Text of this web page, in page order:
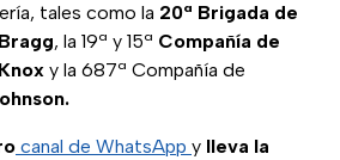
tales como la 20ª Brigada de
, la 19ª y 15ª Compañía de
y la 687ª Compañía de
canal de WhatsApp y lleva la